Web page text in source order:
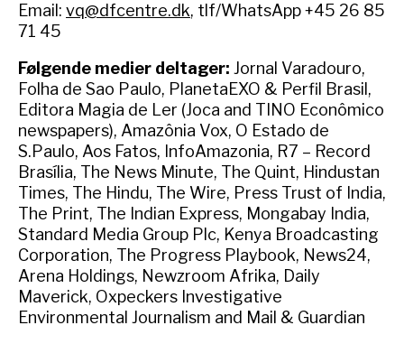
Email: vq@dfcentre.dk, tlf/WhatsApp +45 26 85
71 45
Følgende medier deltager: Jornal Varadouro,
Folha de Sao Paulo, PlanetaEXO & Perfil Brasil,
Editora Magia de Ler (Joca and TINO Econômico
newspapers), Amazônia Vox, O Estado de
S.Paulo, Aos Fatos, InfoAmazonia, R7 – Record
Brasília, The News Minute, The Quint, Hindustan
Times, The Hindu, The Wire, Press Trust of India,
The Print, The Indian Express, Mongabay India,
Standard Media Group Plc, Kenya Broadcasting
Corporation, The Progress Playbook, News24,
Arena Holdings, Newzroom Afrika, Daily
Maverick, Oxpeckers Investigative
Environmental Journalism and Mail & Guardian